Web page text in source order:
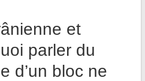
et
parler du
d’un bloc ne